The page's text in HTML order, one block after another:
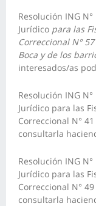
Resolución ING
Jurídico para las
Correccional N°
Boca y de los
interesados/as
Resolución ING
Jurídico para las
Correccional N°
consultarla
Resolución ING
Jurídico para las
Correccional N°
consultarla